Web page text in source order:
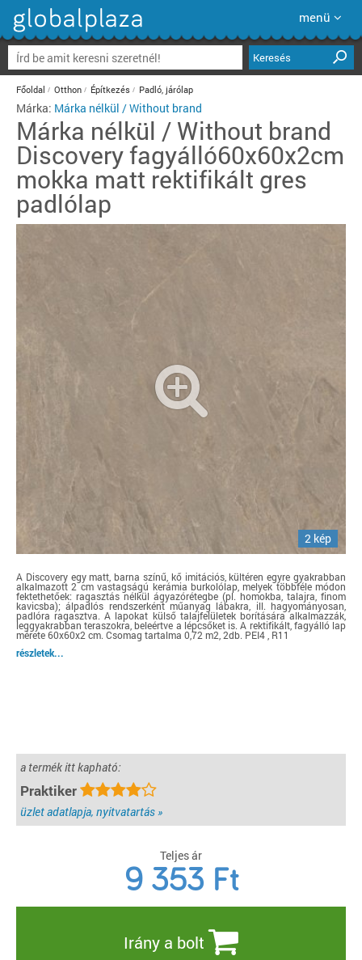
menü
Keresés
Főoldal Otthon Építkezés Padló, járólap
Márka: Márka nélkül / Without brand
Márka nélkül / Without brand
Discovery fagyálló60x60x2cm
mokka matt rektifikált gres
padlólap
2 kép
A Discovery egy matt, barna színű, kő imitációs, kültéren egyre gyakrabban
alkalmazott 2 cm vastagságú kerámia burkolólap, melyek többféle módon
fektethetőek: ragasztás nélkül ágyazórétegbe (pl. homokba, talajra, finom
kavicsba); álpadlós rendszerként műanyag lábakra, ill. hagyományosan,
padlóra ragasztva. A lapokat külső talajfelületek borítására alkalmazzák,
leggyakrabban teraszokra, beleértve a lépcsőket is. A rektifikált, fagyálló lap
mérete 60x60x2 cm. Csomag tartalma 0,72 m2, 2db. PEI4 , R11
részletek...
a termék itt kapható:
Praktiker
üzlet adatlapja, nyitvatartás »
Teljes ár
9 353 Ft
Irány a bolt